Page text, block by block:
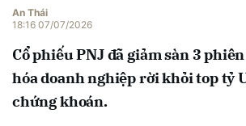
An Thái
18:16 07/07/2026
Cổ phiếu PNJ đã giảm sàn 3
hóa doanh nghiệp rời khỏi top tỷ
chứng khoán.